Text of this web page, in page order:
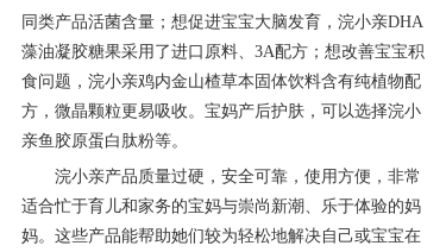
同类产品活菌含量；想促进宝宝大脑发育，浣小亲DHA
藻油凝胶糖果采用了进口原料、 3A配方；想改善宝宝积
食问题，浣小亲鸡内金山楂草本固体饮料含有纯植物配
方，微晶颗粒更易吸收。宝妈产后护肤，可以选择浣小
亲鱼胶原蛋白肽粉等。
浣小亲产品质量过硬，安全可靠，使用方便，非常
适合忙于育儿和家务的宝妈与崇尚新潮、乐于体验的妈
妈。这些产品能帮助她们较为轻松地解决自己或宝宝在